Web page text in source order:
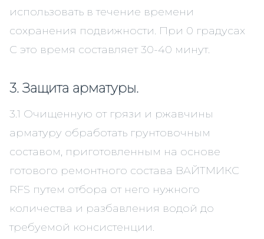
использовать в течение времени
сохранения подвижности. При 0 градусах
С это время составляет 30-40 минут.
3. Защита арматуры.
3.1 Очищенную от грязи и ржавчины
арматуру обработать грунтовочным
составом, приготовленным на основе
готового ремонтного состава ВАЙТМИКС
RFS путем отбора от него нужного
количества и разбавления водой до
требуемой консистенции.